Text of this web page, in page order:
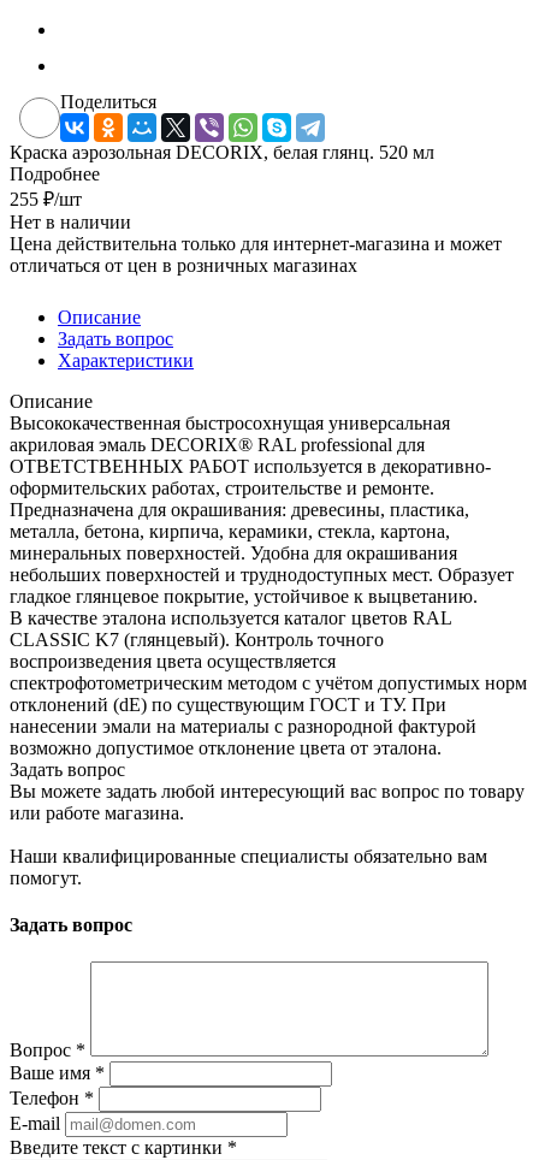
Поделиться
Краска аэрозольная DECORIX, белая глянц. 520 мл
Подробнее
255 ₽/шт
Нет в наличии
Цена действительна только для интернет-магазина и может
отличаться от цен в розничных магазинах
Описание
Задать вопрос
Характеристики
Описание
Высококачественная быстросохнущая универсальная
акриловая эмаль DECORIX® RAL professional для
ОТВЕТСТВЕННЫХ РАБОТ используется в декоративно-
оформительских работах, строительстве и ремонте.
Предназначена для окрашивания: древесины, пластика,
металла, бетона, кирпича, керамики, стекла, картона,
минеральных поверхностей. Удобна для окрашивания
небольших поверхностей и труднодоступных мест. Образует
гладкое глянцевое покрытие, устойчивое к выцветанию.
В качестве эталона используется каталог цветов RAL
CLASSIC K7 (глянцевый). Контроль точного
воспроизведения цвета осуществляется
спектрофотометрическим методом с учётом допустимых норм
отклонений (dE) по существующим ГОСТ и ТУ. При
нанесении эмали на материалы с разнородной фактурой
возможно допустимое отклонение цвета от эталона.
Задать вопрос
Вы можете задать любой интересующий вас вопрос по товару
или работе магазина.
Наши квалифицированные специалисты обязательно вам
помогут.
Задать вопрос
Вопрос *
Ваше имя *
Телефон *
E-mail
Введите текст с картинки *